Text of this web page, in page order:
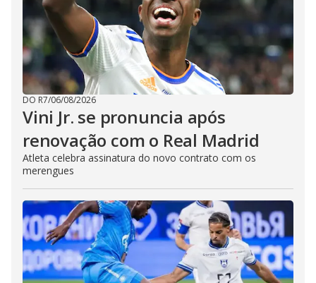
DO R7/06/08/2026
Vini Jr. se pronuncia após
renovação com o Real Madrid
Atleta celebra assinatura do novo contrato com os
merengues